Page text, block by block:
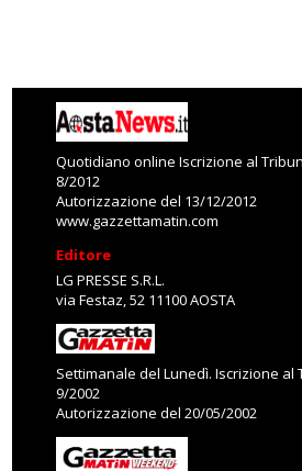
Quotidiano online Iscrizione al
8/2012
Autorizzazione del 13/12/2012
www.gazzettamatin.com
Editore
LG PRESSE S.R.L.
via Festaz, 52 11100 AOSTA
Settimanale del Lunedì. Iscrizione al
9/2002
Autorizzazione del 20/05/2002